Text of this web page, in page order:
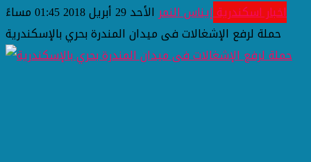
اخبار اسكندريةإيناس النمر الأحد 29 أبريل 2018 01:45 مساءً
حملة لرفع الإشغالات فى ميدان المندرة بحري بالإسكندرية